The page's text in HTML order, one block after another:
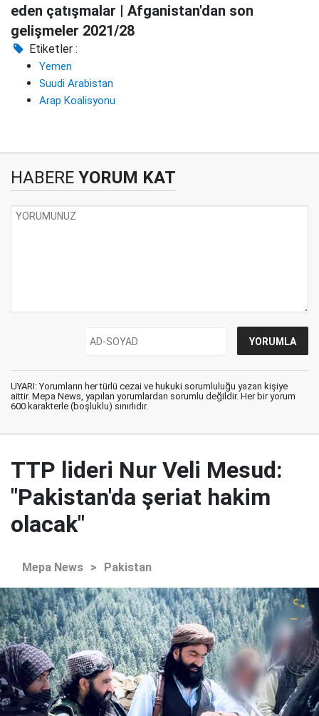
eden çatışmalar | Afganistan'dan son
gelişmeler 2021/28
Etiketler :
Yemen
Suudi Arabistan
Arap Koalisyonu
HABERE YORUM KAT
UYARI: Yorumların her türlü cezai ve hukuki sorumluluğu yazan kişiye
aittir. Mepa News, yapılan yorumlardan sorumlu değildir. Her bir yorum
600 karakterle (boşluklu) sınırlıdır.
TTP lideri Nur Veli Mesud:
"Pakistan'da şeriat hakim
olacak"
Mepa News > Pakistan